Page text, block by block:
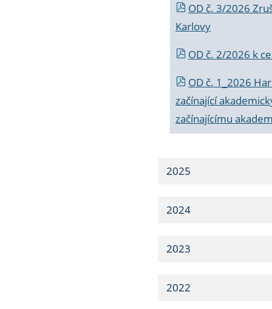
OD č. 3/2026
Karlovy
OD č. 2/2026 k
OD č. 1_2026
začínající
začínajícímu
2025
2024
2023
2022